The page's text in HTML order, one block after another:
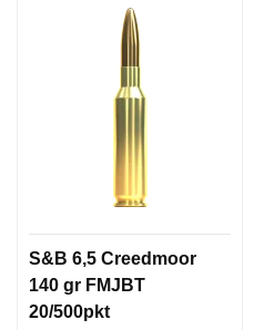
S&B 6,5 Creedmoor
140 gr FMJBT
20/500pkt